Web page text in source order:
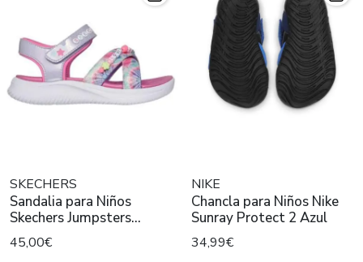
SKECHERS
Sandalia para Niños
Skechers Jumpsters
Multicolor
45,00€
NIKE
Chancla para Niños Nike
Sunray Protect 2 Azul
34,99€